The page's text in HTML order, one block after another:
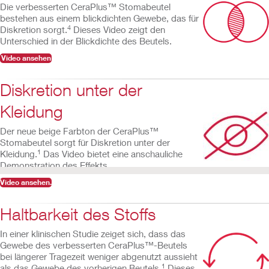
Die verbesserten CeraPlus™ Stomabeutel
bestehen aus einem blickdichten Gewebe, das für
Diskretion sorgt. 4 Dieses Video zeigt den
Unterschied in der Blickdichte des Beutels.
Video ansehen
Diskretion unter der
Kleidung
Der neue beige Farbton der CeraPlus™
Stomabeutel sorgt für Diskretion unter der
Kleidung. 1 Das Video bietet eine anschauliche
Demonstration des Effekts.
Video ansehen.
Haltbarkeit des Stoffs
In einer klinischen Studie zeiget sich, dass das
Gewebe des verbesserten CeraPlus™-Beutels
bei längerer Tragezeit weniger abgenutzt aussieht
1